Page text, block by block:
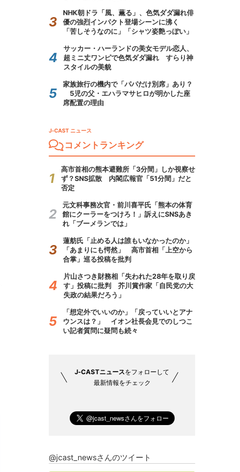
NHK朝ドラ「風、薫る」、色気ダダ漏れ俳
優の強烈インパクト登場シーンに沸く
「苦しそうなのに」「シャツ姿艶っぽい」
サッカー・ハーランドの美女モデル恋人、
超ミニ丈ワンピで色気ダダ漏れ すらり神
スタイルの美貌
家族旅行の機内で「パパだけ別席」あり？
5児の父・エハラマサヒロが明かした座
席配置の理由
J-CAST ニュース
コメントランキング
高市首相の熊本避難所「3分間」しか視察せ
ず？SNS拡散 内閣広報官「51分間」だと
否定
元文科事務次官・前川喜平氏「熊本の体育
館にクーラーをつけろ！」訴えにSNSあき
れ「ブーメランでは」
蓮舫氏「止める人は誰もいなかったのか」
「あまりにも愕然」 高市首相「上空から
合掌」巡る投稿を批判
片山さつき財務相「失われた28年を取り戻
す」投稿に批判 芥川賞作家「自民党の大
失政の結果だろう」
「想定外でいいのか」「戻っていいとアナ
ウンスは？」 イオン社長会見でのしつこ
い記者質問に疑問も続々
J-CASTニュースをフォローして
最新情報をチェック
@jcast_newsさんのツイート